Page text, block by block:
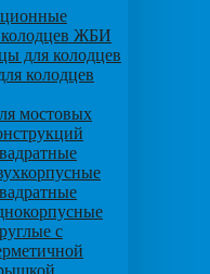
ЖБИ
для колодцев
колодцев
мостовых
с